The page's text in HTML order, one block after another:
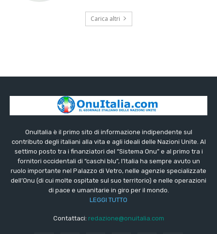
Carica altri
OnuItalia è il primo sito di informazione indipendente sul
contributo degli italiani alla vita e agli ideali delle Nazioni Unite. Al
settimo posto tra i finanziatori del “Sistema Onu” e al primo tra i
fornitori occidentali di “caschi blu”, l’Italia ha sempre avuto un
ruolo importante nel Palazzo di Vetro, nelle agenzie specializzate
dell’Onu (di cui molte ospitate sul suo territorio) e nelle operazioni
di pace e umanitarie in giro per il mondo.
LEGGI TUTTO
Contattaci: redazione@onuitalia.com